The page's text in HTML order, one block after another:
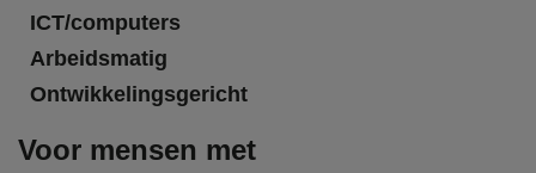
ICT/computers
Arbeidsmatig
Ontwikkelingsgericht
Voor mensen met